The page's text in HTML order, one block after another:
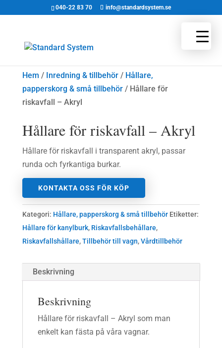
040-22 83 70 info@standardsystem.se
Hem / Inredning & tillbehör/ Hållare,
papperskorg & små tillbehör/ Hållare för
riskavfall – Akryl
Hållare för riskavfall – Akryl
Hållare för riskavfall i transparent akryl, passar
runda och fyrkantiga burkar.
KONTAKTA OSS FÖR KÖP
Kategori: Hållare, papperskorg & små tillbehör Etiketter:
Hållare för kanylburk, Riskavfallsbehållare,
Riskavfallshållare,Tillbehör till vagn,Vårdtillbehör
Beskrivning
Beskrivning
Hållare för riskavfall – Akryl som man
enkelt kan fästa på våra vagnar.